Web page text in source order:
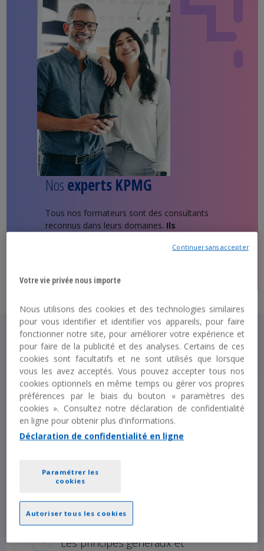
Nosexperts KPMG
Tous nos formateurs sont des consultants
reconnus dans leurs domaines. Ils
accompagner les clients KPMG.
Programme
INTRODUCTION
Permettre au groupe projet de
préparer l'implantation de SILVER-
FORMATION AU CONCEPT DE SILVER-CS
Les principes généraux et
Votre vie privée nous importe
Nous utilisons des cookies et des technologies similaires
pour vous identifier et identifier vos appareils, pour faire
fonctionner notre site, pour améliorer votre expérience et
pour faire de la publicité et des analyses. Certains de ces
cookies sont facultatifs et ne sont utilisés que lorsque
vous les avez acceptés. Vous pouvez accepter tous nos
cookies optionnels en même temps ou gérer vos propres
préférences par le biais du bouton « paramètres des
cookies ». Consultez notre déclaration de confidentialité
en ligne pour obtenir plus d'informations.
Déclaration de confidentialité en ligne
Autoriser tous les cookies
Paramétrer les
cookies
Continuer sans accepter